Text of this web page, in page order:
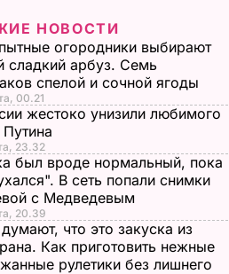
НОВОСТИ
огородники выбирают
сладкий арбуз. Семь
спелой и сочной ягоды
00.21
жестоко унизили любимого
Путина
23.32
был вроде нормальный, пока
В сеть попали снимки
с Медведевым
20.39
думают, что это закуска из
Как приготовить нежные
рулетики без лишнего